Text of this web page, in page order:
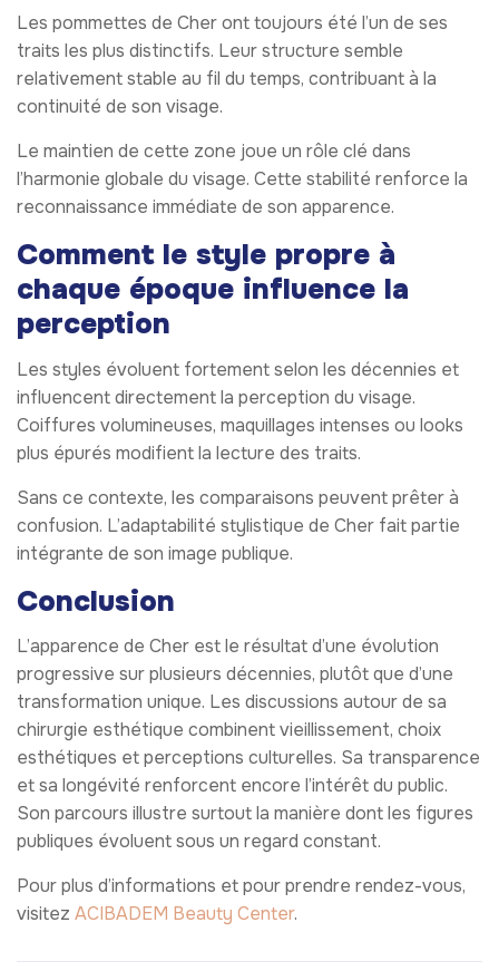
Les pommettes de Cher ont toujours été l’un de ses
traits les plus distinctifs. Leur structure semble
relativement stable au fil du temps, contribuant à la
continuité de son visage.
Le maintien de cette zone joue un rôle clé dans
l’harmonie globale du visage. Cette stabilité renforce la
reconnaissance immédiate de son apparence.
Comment le style propre à
chaque époque influence la
perception
Les styles évoluent fortement selon les décennies et
influencent directement la perception du visage.
Coiffures volumineuses, maquillages intenses ou looks
plus épurés modifient la lecture des traits.
Sans ce contexte, les comparaisons peuvent prêter à
confusion. L’adaptabilité stylistique de Cher fait partie
intégrante de son image publique.
Conclusion
L’apparence de Cher est le résultat d’une évolution
progressive sur plusieurs décennies, plutôt que d’une
transformation unique. Les discussions autour de sa
chirurgie esthétique combinent vieillissement, choix
esthétiques et perceptions culturelles. Sa transparence
et sa longévité renforcent encore l’intérêt du public.
Son parcours illustre surtout la manière dont les figures
publiques évoluent sous un regard constant.
Pour plus d’informations et pour prendre rendez-vous,
visitez ACIBADEM Beauty Center.